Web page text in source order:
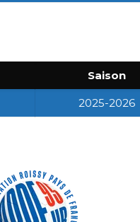
Saison
2025-2026